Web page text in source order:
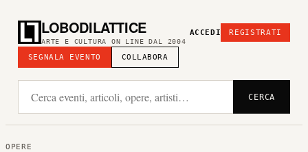
LOBODILATTICE
ARTE E CULTURA ON LINE DAL 2004
SEGNALA EVENTO COLLABORA
ACCEDI REGISTRATI
CERCA
OPERE